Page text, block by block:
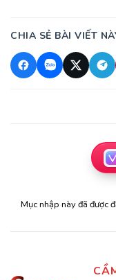
CHIA SẺ BÀI VIẾT
Mục nhập này đã được